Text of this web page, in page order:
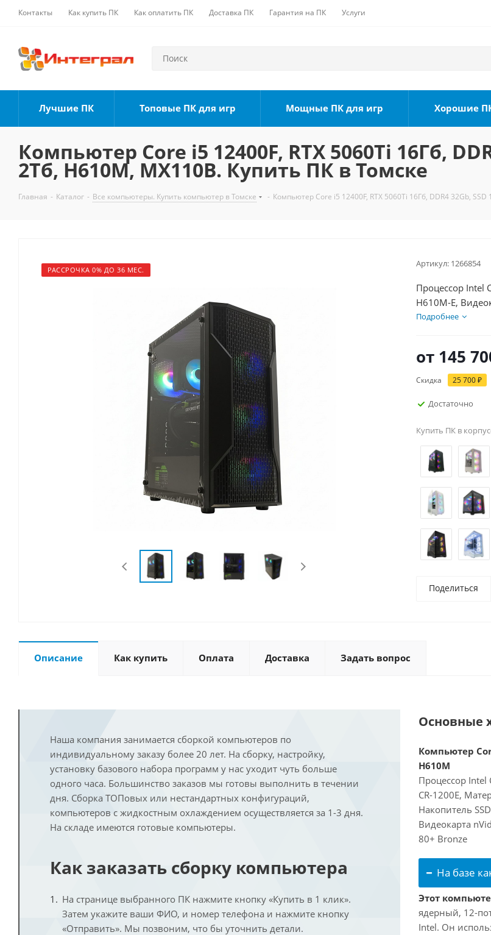
Контакты Как купить ПК Как оплатить ПК Доставка ПК Гарантия на ПК Услуги
Лучшие ПК Топовые ПК для игр Мощные ПК для игр Хорошие
Компьютер Core i5 12400F, RTX 5060Ti 16Гб,
2Тб, H610M, MX110B. Купить ПК в Томске
Главная - Каталог - Все компьютеры. Купить компьютер в Томске - Компьютер Core i5 12400F, RTX 5060Ti 16Гб, DDR4 32Gb,
РАССРОЧКА 0% ДО 36 МЕС.
Артикул: 1266854
Процессор Intel
H610M-E,
HDD 2Тб, БП
Подробнее
от 145
Скидка 25 700 ₽
Достаточно
Купить ПК в
Поделиться
Описание Как купить Оплата Доставка Задать вопрос
Наша компания занимается сборкой компьютеров по
индивидуальному заказу более 20 лет. На сборку, настройку,
установку базового набора программ у нас уходит чуть больше
одного часа. Большинство заказов мы готовы выполнить в течении
дня. Сборка ТОПовых или нестандартных конфигураций,
компьютеров с жидкостным охлаждением осуществляется за 1-3 дня.
На складе имеются готовые компьютеры.
Как заказать сборку компьютера
На странице выбранного ПК нажмите кнопку «Купить в 1 клик».
Затем укажите ваши ФИО, и номер телефона и нажмите кнопку
«Отправить». Мы позвоним, что бы уточнить детали.
Основные
Компьютер
H610M
Процессор Intel
CR-1200E,
Накопитель
Видеокарта
80+ Bronze
На базе
Этот
ядерный, 12-
Intel. Он